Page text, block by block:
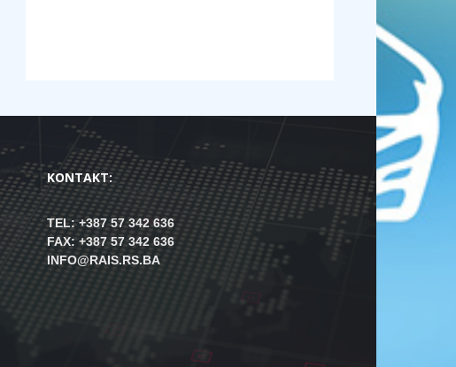
KONTAKT:
TEL: +387 57 342 636
FAX: +387 57 342 636
INFO@RAIS.RS.BA